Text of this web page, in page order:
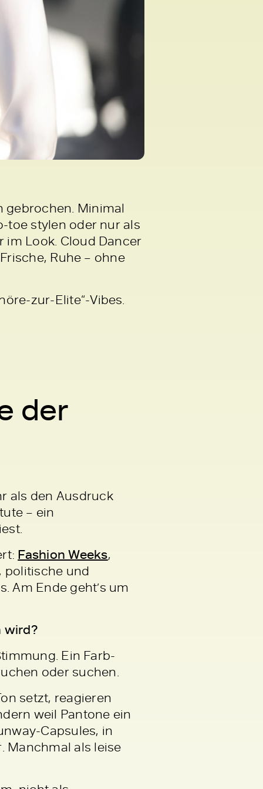
gebrochen. Minimal
toe stylen oder nur als
Look. Cloud Dancer
Ruhe – ohne
zur-Elite“-Vibes.
der
als den Ausdruck
– ein
Fashion Weeks,
politische und
Am Ende geht’s um
wird?
Ein Farb-
oder suchen.
setzt, reagieren
weil Pantone ein
Capsules, in
Manchmal als leise